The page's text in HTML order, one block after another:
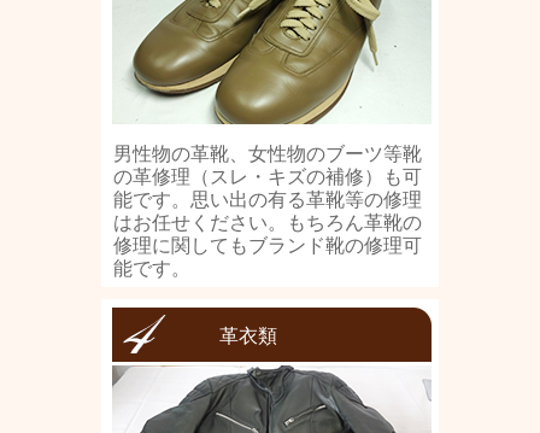
男性物の革靴、女性物のブーツ等靴
の革修理（スレ・キズの補修）も可
能です。思い出の有る革靴等の修理
はお任せください。もちろん革靴の
修理に関してもブランド靴の修理可
能です。
革衣類